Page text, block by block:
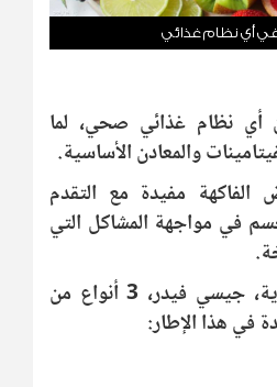
أي نظام غذائي
أي نظام غذائي صحي، لما
والمعادن الأساسية.
مفيدة مع التقدم
في مواجهة المشاكل التي
واختار أخصائي التغذية، جيسي فيدر، 3 أنواع من
في هذا الإطار: